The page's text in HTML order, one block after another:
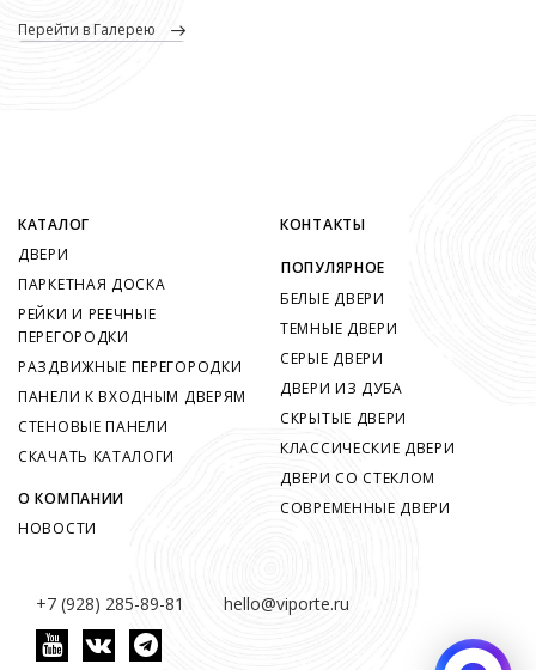
перейти в Галерею
+7 (928) 285-89-81 hello@viporte.ru
КАТАЛОГ
ДВЕРИ
ПАРКЕТНАЯ ДОСКА
РЕЙКИ И РЕЕЧНЫЕ
ПЕРЕГОРОДКИ
РАЗДВИЖНЫЕ ПЕРЕГОРОДКИ
ПАНЕЛИ К ВХОДНЫМ ДВЕРЯМ
СТЕНОВЫЕ ПАНЕЛИ
СКАЧАТЬ КАТАЛОГИ
О КОМПАНИИ
НОВОСТИ
КОНТАКТЫ
ПОПУЛЯРНОЕ
БЕЛЫЕ ДВЕРИ
ТЕМНЫЕ ДВЕРИ
СЕРЫЕ ДВЕРИ
ДВЕРИ ИЗ ДУБА
СКРЫТЫЕ ДВЕРИ
КЛАССИЧЕСКИЕ ДВЕРИ
ДВЕРИ СО СТЕКЛОМ
СОВРЕМЕННЫЕ ДВЕРИ